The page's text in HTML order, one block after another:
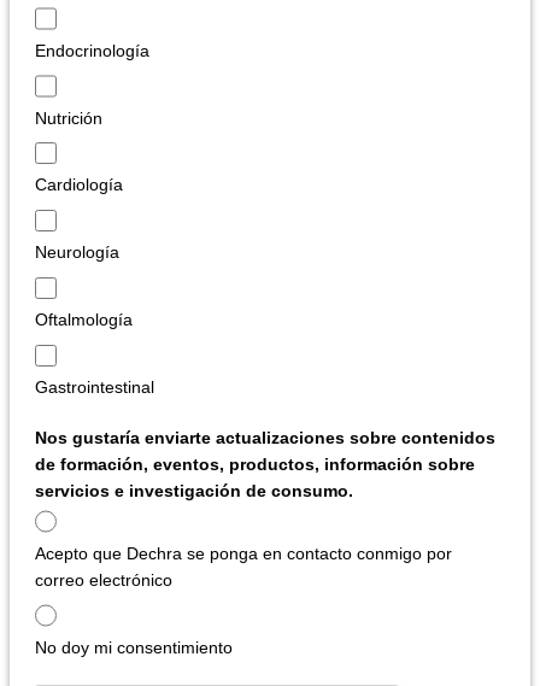
Endocrinología
Nutrición
Cardiología
Neurología
Oftalmología
Gastrointestinal
Nos gustaría enviarte actualizaciones sobre contenidos
de formación, eventos, productos, información sobre
servicios e investigación de consumo.
Acepto que Dechra se ponga en contacto conmigo por
correo electrónico
No doy mi consentimiento